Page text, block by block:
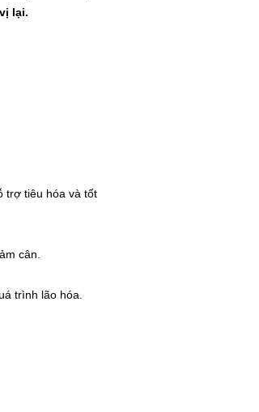
lại.
trợ tiêu hóa và tốt
cân.
trình lão hóa.